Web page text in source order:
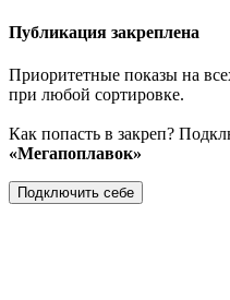
Публикация закреплена
Приоритетные показы на
при любой сортировке.
Как попасть в закреп?
«Мегапоплавок»
Подключить себе